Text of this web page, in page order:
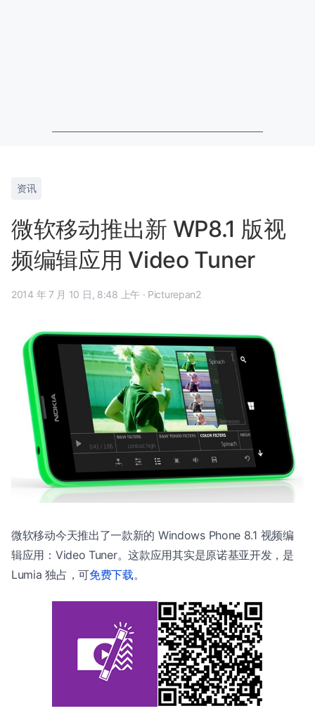
资讯
微软移动推出新 WP8.1 版视
频编辑应用 Video Tuner
2014 年 7 月 10 日, 8:48 上午 · Picturepan2
微软移动今天推出了一款新的 Windows Phone 8.1 视频编
辑应用：Video Tuner。这款应用其实是原诺基亚开发，是
Lumia 独占，可免费下载。